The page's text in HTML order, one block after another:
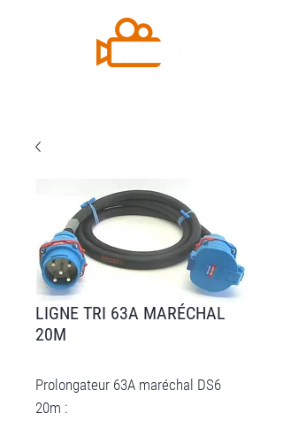
LIGNE TRI 63A MARÉCHAL
20M
Prolongateur 63A maréchal DS6
20m :